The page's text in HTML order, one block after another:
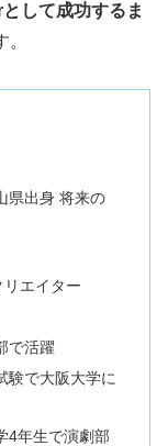
して成功するま
県出身 将来の
エイター
で活躍
験で大阪大学に
4年生で演劇部